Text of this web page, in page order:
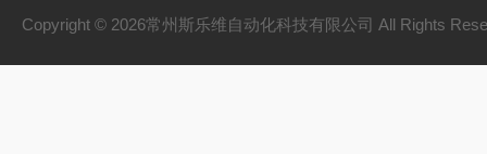
Copyright © 2026常州斯乐维自动化科技有限公司 All Rights